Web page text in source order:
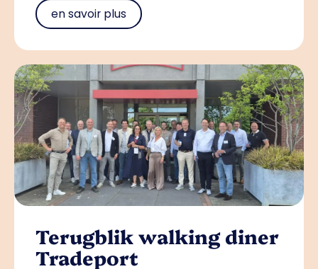
en savoir plus
Terugblik walking diner
Tradeport